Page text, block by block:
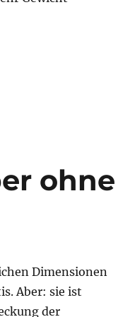
Energiepreise“
ohne
Dimensionen
Aber: sie ist
der